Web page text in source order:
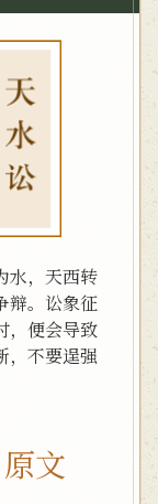
水，天西转
辩。讼象征
，便会导致
，不要逞强
文